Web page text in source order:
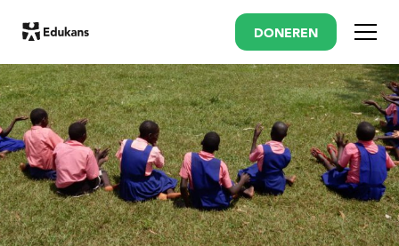
DONEREN Menu